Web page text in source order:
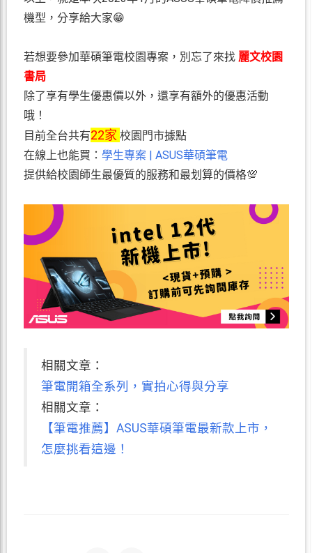
機型，分享給大家😁
若想要參加華碩筆電校園專案，別忘了來找 麗文校園
書局
除了享有學生優惠價以外，還享有額外的優惠活動
哦！
目前全台共有22家 校園門市據點
在線上也能買： 學生專案 | ASUS華碩筆電
提供給校園師生最優質的服務和最划算的價格💯
相關文章：
筆電開箱全系列，實拍心得與分享
相關文章：
【筆電推薦】ASUS華碩筆電最新款上市，
怎麼挑看這邊！